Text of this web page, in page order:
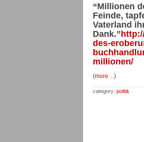
“Millionen
Feinde,
Vaterland
Dank.”
des-
millionen/
(more…)
category: politik